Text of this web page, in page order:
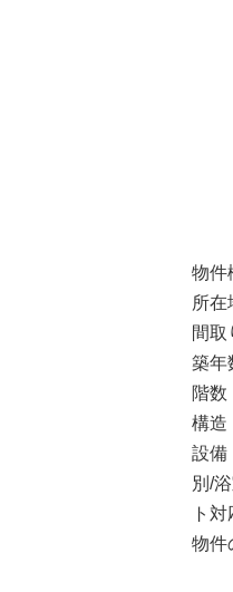
物件
所在
間
築年
階数
構造
設備
別/
ト
物件